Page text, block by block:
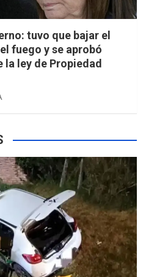
tuvo que bajar el
fuego y se aprobó
la ley de Propiedad